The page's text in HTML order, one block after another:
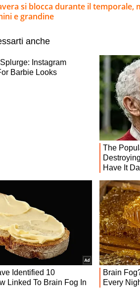
si blocca durante il temporale,
e grandine